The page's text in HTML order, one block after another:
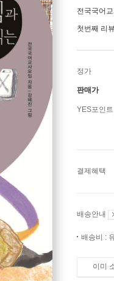
전국국어
첫번째 리
정가
판매가
YES포인트
결제혜택
배송안내
배송비 :
이미